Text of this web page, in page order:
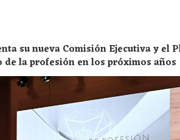
su nueva Comisión Ejecutiva y el
la profesión en los próximos años